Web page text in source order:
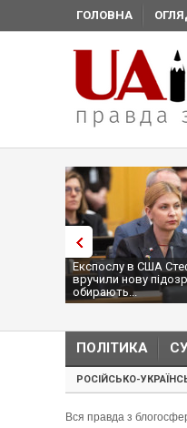
ГОЛОВНА
Експослу в США
вручили нову
обирають...
ПОЛІТИКА
РОСІЙСЬКО-
Вся правда з